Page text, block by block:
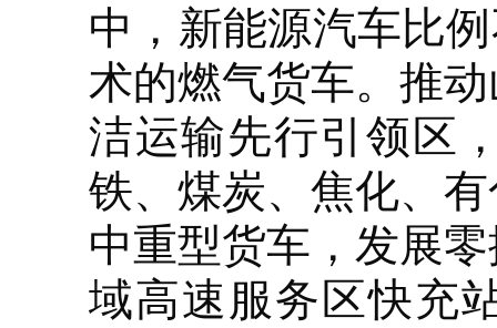
中，新能源汽车比
术的燃气货车。推
洁运输先行引领区
铁、煤炭、焦化、
中重型货车，发展
域高速服务区快充